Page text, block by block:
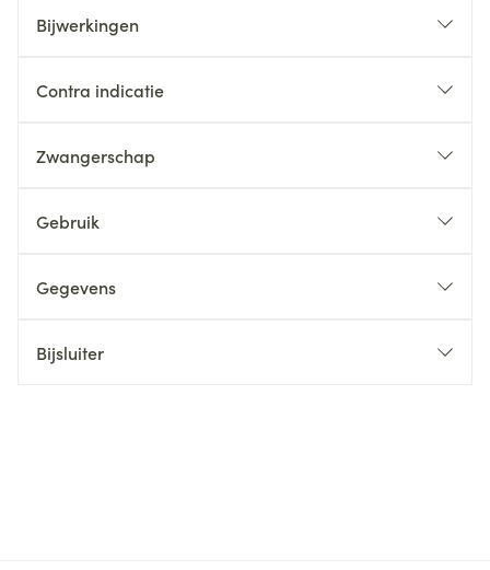
Bijwerkingen
Contra indicatie
Zwangerschap
Gebruik
Gegevens
Bijsluiter